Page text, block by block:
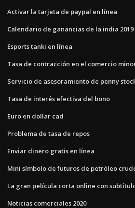
Activar la tarjeta de paypal en línea
Calendario de ganancias de la india 2019
Esports tanki en línea
Tasa de contracción en el comercio
Servicio de asesoramiento de penny
Tasa de interés efectiva del bono
Euro en dollar cad
Problema de tasa de repos
Enviar dinero gratis en línea
Mini símbolo de futuros de petróleo
La gran película corta online con
Noticias comerciales 2020